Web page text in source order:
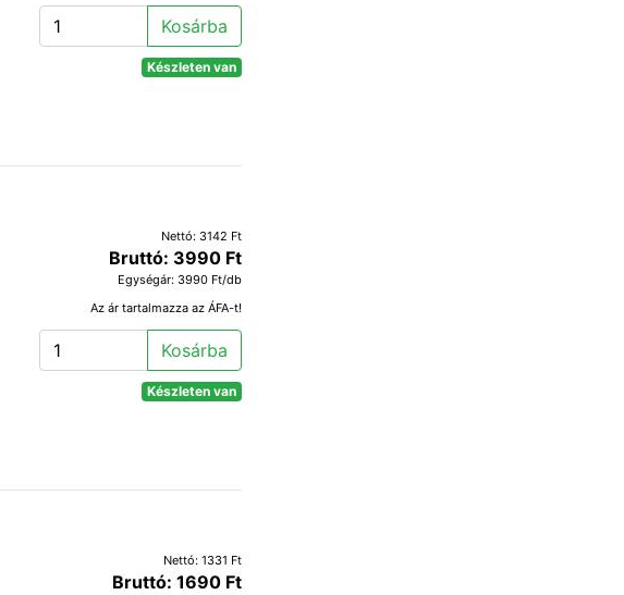
Kosárba
Készleten van
Nettó: 3142 Ft
Bruttó: 3990 Ft
Egységár: 3990 Ft/db
Az ár tartalmazza az ÁFA-t!
Kosárba
Készleten van
Nettó: 1331 Ft
Bruttó: 1690 Ft